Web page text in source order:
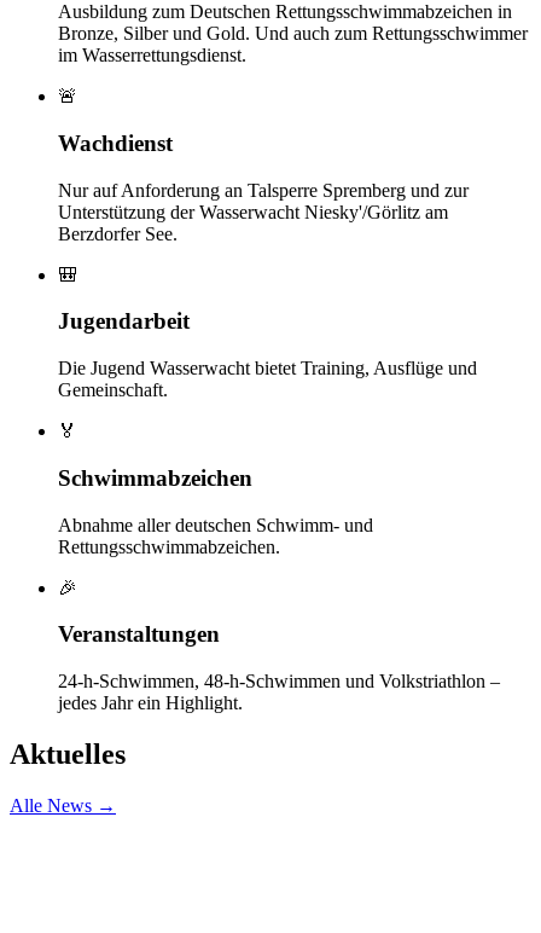
Ausbildung zum Deutschen Rettungsschwimmabzeichen in
Bronze, Silber und Gold. Und auch zum Rettungsschwimmer
im Wasserrettungsdienst.
🚨
Wachdienst
Nur auf Anforderung an Talsperre Spremberg und zur
Unterstützung der Wasserwacht Niesky'/Görlitz am
Berzdorfer See.
🎒
Jugendarbeit
Die Jugend Wasserwacht bietet Training, Ausflüge und
Gemeinschaft.
🏅
Schwimmabzeichen
Abnahme aller deutschen Schwimm- und
Rettungsschwimmabzeichen.
🎉
Veranstaltungen
24-h-Schwimmen, 48-h-Schwimmen und Volkstriathlon –
jedes Jahr ein Highlight.
Aktuelles
Alle News →